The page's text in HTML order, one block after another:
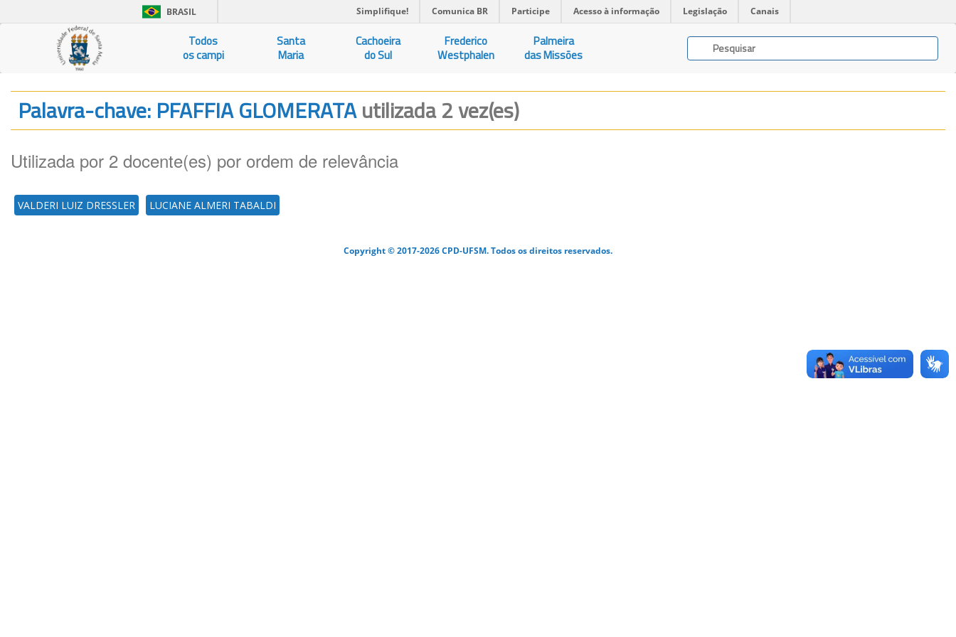
BRASIL Simplifique! Comunica BR Participe Acesso à informação Legislação Canais
Todos
os campi
Santa
Maria
Cachoeira
do Sul
Frederico
Westphalen
Palmeira
das Missões
Palavra-chave: PFAFFIA GLOMERATAutilizada 2 vez(es)
Utilizada por 2 docente(es) por ordem de relevância
VALDERI LUIZ DRESSLER LUCIANE ALMERI TABALDI
Copyright © 2017-2026 CPD-UFSM. Todos os direitos reservados.